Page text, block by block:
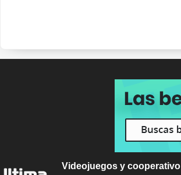
Videojuegos y cooperativo